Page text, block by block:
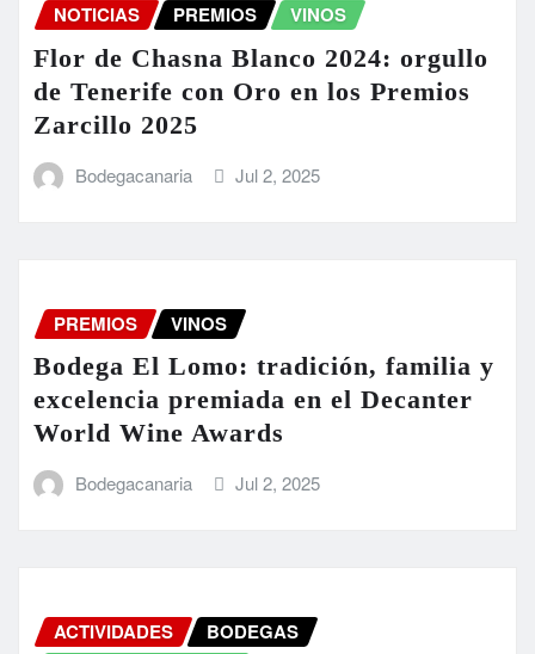
NOTICIAS PREMIOS VINOS
Flor de Chasna Blanco 2024: orgullo
de Tenerife con Oro en los Premios
Zarcillo 2025
Bodegacanaria Jul 2, 2025
PREMIOS VINOS
Bodega El Lomo: tradición, familia y
excelencia premiada en el Decanter
World Wine Awards
Bodegacanaria Jul 2, 2025
ACTIVIDADES
BODEGAS